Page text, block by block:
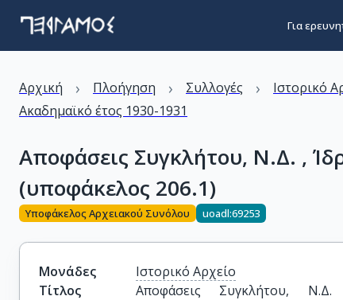
Για
Αρχική › Πλοήγηση › Συλλογές › Ιστορικό
Ακαδημαϊκό έτος 1930-1931
Αποφάσεις Συγκλήτου, Ν.Δ. ,
(υποφάκελος 206.1)
Υποφάκελος Αρχειακού Συνόλου uoadl:69253
Μονάδες
Ιστορικό Αρχείο
Τίτλος
Αποφάσεις Συγκλήτου,